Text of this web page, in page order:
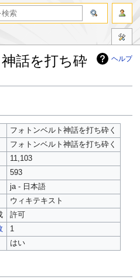
ヘルプ
話を打ち砕
フォトンベルト神話を打ち砕く
フォトンベルト神話を打ち砕く
11,103
593
ja - 日本語
ウィキテキスト
許可
1
はい